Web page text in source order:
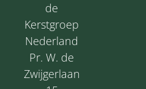
de
Kerstgroep
Nederland
Pr. W. de
Zwijgerlaan